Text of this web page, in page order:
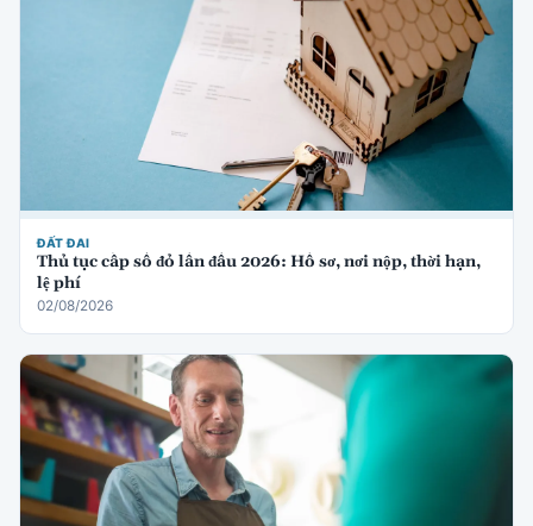
ĐẤT ĐAI
Thủ tục cấp sổ đỏ lần đầu 2026: Hồ sơ, nơi nộp, thời hạn,
lệ phí
02/08/2026